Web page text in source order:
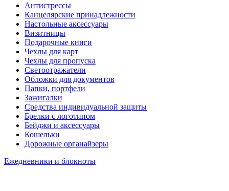
Антистрессы
Канцелярские принадлежности
Настольные аксессуары
Визитницы
Подарочные книги
Чехлы для карт
Чехлы для пропуска
Светоотражатели
Обложки для документов
Папки, портфели
Зажигалки
Средства индивидуальной защиты
Брелки с логотипом
Бейджи и аксессуары
Кошельки
Дорожные органайзеры
Ежедневники и блокноты